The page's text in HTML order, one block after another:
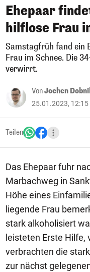
Ehepaar
hilflose Frau
Samstagfrüh fand ein
Frau im Schnee. Die
verwirrt.
VonJochen
25.01.2023, 12:15
Teilen
Das Ehepaar fuhr
Marbachweg in
Höhe eines
liegende Frau
stark alkoholisiert
leisteten Erste Hilfe,
verbrachten die
zur nächst